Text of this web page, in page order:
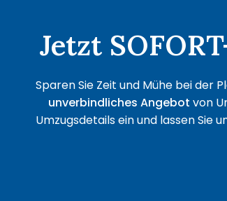
Jetzt
Sparen Sie Zeit und Mühe bei der
unverbindliches Angebot von
Umzugsdetails ein und lassen Sie